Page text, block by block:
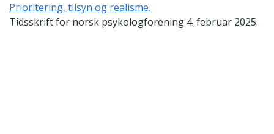
Prioritering, tilsyn og realisme.
Tidsskrift for norsk psykologforening 4. februar 2025.